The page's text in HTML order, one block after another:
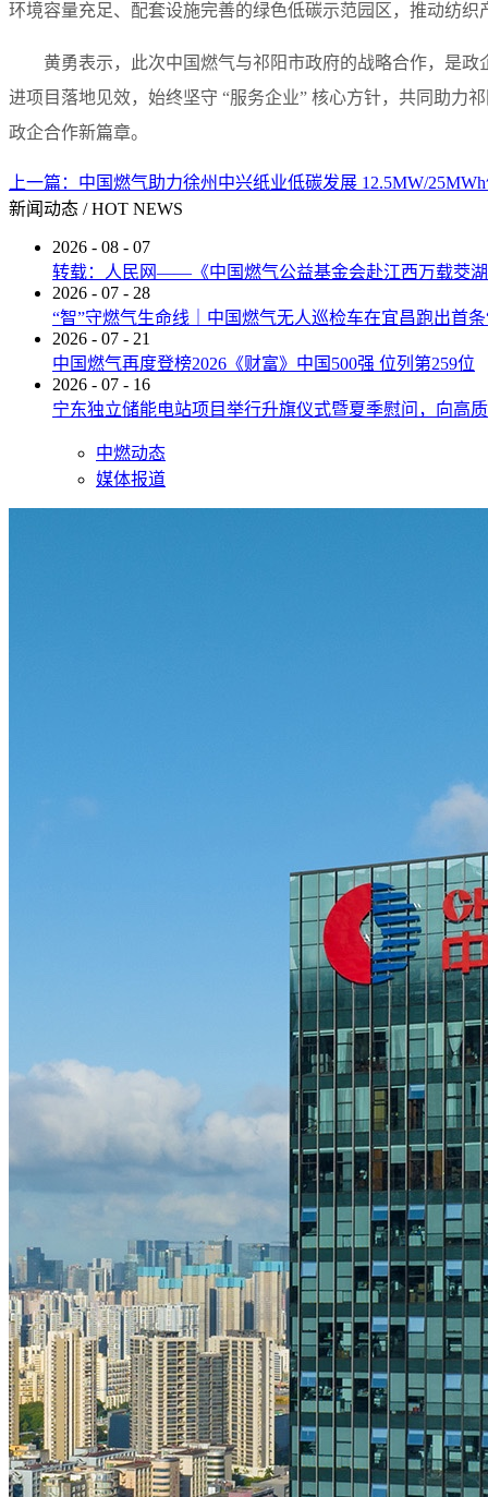
环境容量充足、配套设施完善的绿色低碳示范园区，推动纺
黄勇表示，此次中国燃气与祁阳市政府的战略合作，是
进项目落地见效，始终坚守 “服务企业” 核心方针，共同助力
政企合作新篇章。
上一篇： 中国燃气助力徐州中兴纸业低碳发展 12.5MW/
新闻动态 / HOT NEWS
2026 - 08 - 07
转载：人民网——《中国燃气公益基金会赴江西万载茭
2026 - 07 - 28
“智”守燃气生命线｜中国燃气无人巡检车在宜昌跑出首
2026 - 07 - 21
中国燃气再度登榜2026《财富》中国500强 位列第259位
2026 - 07 - 16
宁东独立储能电站项目举行升旗仪式暨夏季慰问，向高
中燃动态
媒体报道